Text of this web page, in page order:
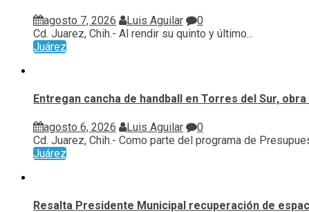
agosto 7, 2026 Luis Aguilar
0
Cd. Juarez, Chih.- Al rendir su quinto y último...
Juárez
Entregan cancha de handball en Torres del Sur,
agosto 6, 2026 Luis Aguilar
0
Cd. Juarez, Chih.- Como parte del programa de
Juárez
Resalta Presidente Municipal recuperación de